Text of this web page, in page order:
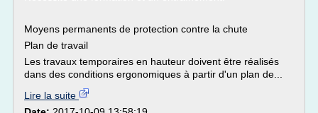
Moyens permanents de protection contre la chute
Plan de travail
Les travaux temporaires en hauteur doivent être réalisés
dans des conditions ergonomiques à partir d'un plan de...
Lire la suite